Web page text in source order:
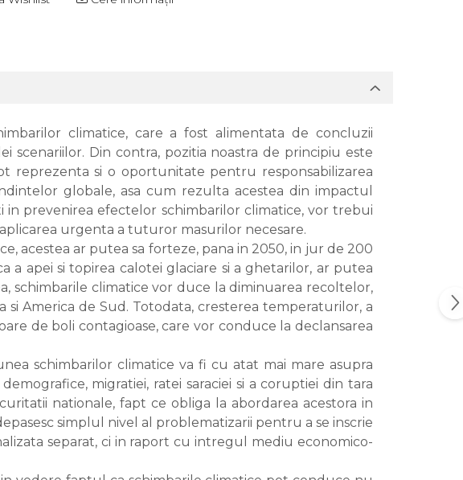
climatice, care a fost alimentata de concluzii
Din contra, pozitia noastra de principiu este
reprezenta si o oportunitate pentru responsabilizarea
globale, asa cum rezulta acestea din impactul
in prevenirea efectelor schimbarilor climatice, vor trebui
urgenta a tuturor masurilor necesare.
acestea ar putea sa forteze, pana in 2050, in jur de 200
a apei si topirea calotei glaciare si a ghetarilor, ar putea
schimbarile climatice vor duce la diminuarea recoltelor,
America de Sud. Totodata, cresterea temperaturilor, a
de boli contagioase, care vor conduce la declansarea
schimbarilor climatice va fi cu atat mai mare asupra
migratiei, ratei saraciei si a coruptiei din tara
nationale, fapt ce obliga la abordarea acestora in
simplul nivel al problematizarii pentru a se inscrie
separat, ci in raport cu intregul mediu economico-